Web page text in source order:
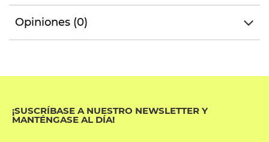
Opiniones (0)
¡SUSCRÍBASE A NUESTRO NEWSLETTER Y
MANTÉNGASE AL DÍA!